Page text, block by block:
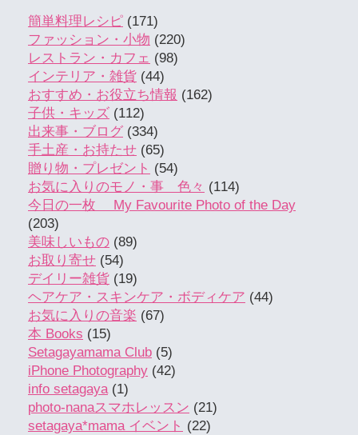
簡単料理レシピ (171)
ファッション・小物 (220)
レストラン・カフェ (98)
インテリア・雑貨 (44)
おすすめ・お役立ち情報 (162)
子供・キッズ (112)
出来事・ブログ (334)
手土産・お持たせ (65)
贈り物・プレゼント (54)
お気に入りのモノ・事 色々 (114)
今日の一枚 My Favourite Photo of the Day
(203)
美味しいもの (89)
お取り寄せ (54)
デイリー雑貨 (19)
ヘアケア・スキンケア・ボディケア (44)
お気に入りの音楽 (67)
本 Books (15)
Setagayamama Club (5)
iPhone Photography (42)
info setagaya (1)
photo-nanaスマホレッスン (21)
setagaya*mama イベント (22)